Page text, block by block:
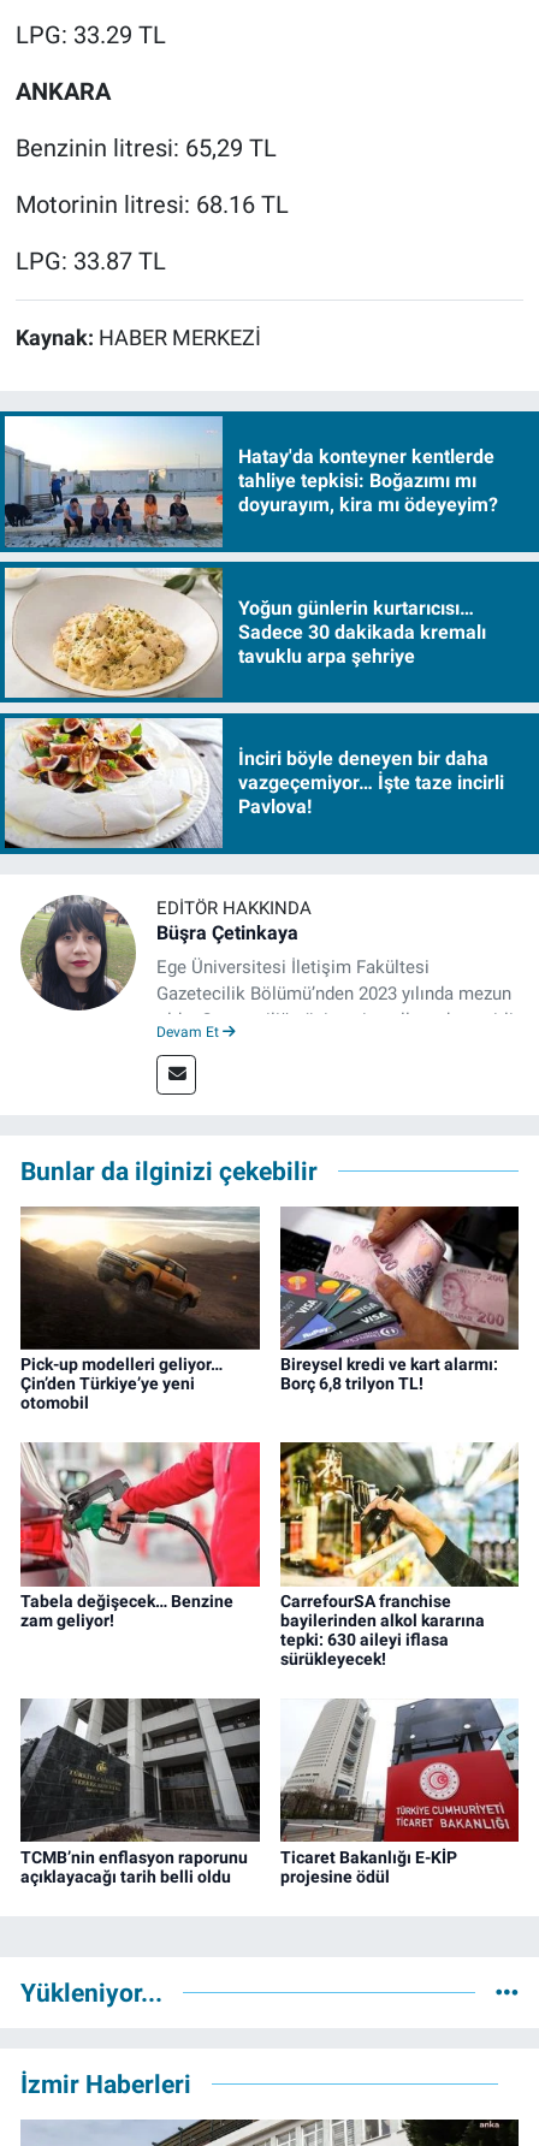
LPG: 33.29 TL
ANKARA
Benzinin litresi: 65,29 TL
Motorinin litresi: 68.16 TL
LPG: 33.87 TL
Kaynak: HABER MERKEZİ
Hatay'da konteyner kentlerde
tahliye tepkisi: Boğazımı mı
doyurayım, kira mı ödeyeyim?
Yoğun günlerin kurtarıcısı…
Sadece 30 dakikada kremalı
tavuklu arpa şehriye
İnciri böyle deneyen bir daha
vazgeçemiyor… İşte taze incirli
Pavlova!
EDITÖR HAKKINDA
Büşra Çetinkaya
Ege Üniversitesi İletişim Fakültesi
Gazetecilik Bölümü’nden 2023 yılında mezun
oldu. Gazeteciliğe üniversite yıllarında çeşitli
Meslek hayatına 2023'te İzmir'de başlayan
gazeteci, halen izgazete.net’te editör olarak
Devam Et
Bunlar da ilginizi çekebilir
Pick-up modelleri geliyor…
Çin’den Türkiye’ye yeni
otomobil
Bireysel kredi ve kart alarmı:
Borç 6,8 trilyon TL!
Tabela değişecek… Benzine
zam geliyor!
CarrefourSA franchise
bayilerinden alkol kararına
tepki: 630 aileyi iflasa
sürükleyecek!
TCMB’nin enflasyon raporunu
açıklayacağı tarih belli oldu
Ticaret Bakanlığı E-KİP
projesine ödül
Yükleniyor...
İzmir Haberleri